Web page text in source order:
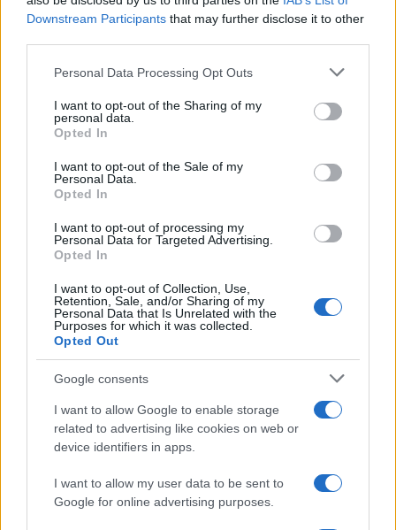
Downstream Participants that may further disclose it to other
Please note that this website/app uses one or more Google
not limited to your visit or usage behaviour. You may click to
grant or deny consent to Google and its third-party tags to
use your data for below specified purposes in below Google
consent section.
Personal Data Processing Opt Outs
I want to opt-out of the Sharing of my
personal data.
Opted In
I want to opt-out of the Sale of my
Personal Data.
Opted In
I want to opt-out of processing my
Personal Data for Targeted Advertising.
Opted In
I want to opt-out of Collection, Use,
Retention, Sale, and/or Sharing of my
Personal Data that Is Unrelated with the
Purposes for which it was collected.
Opted Out
Google consents
I want to allow Google to enable storage
related to advertising like cookies on web or
device identifiers in apps.
I want to allow my user data to be sent to
Google for online advertising purposes.
Continua a leggere
LIFESTYLE